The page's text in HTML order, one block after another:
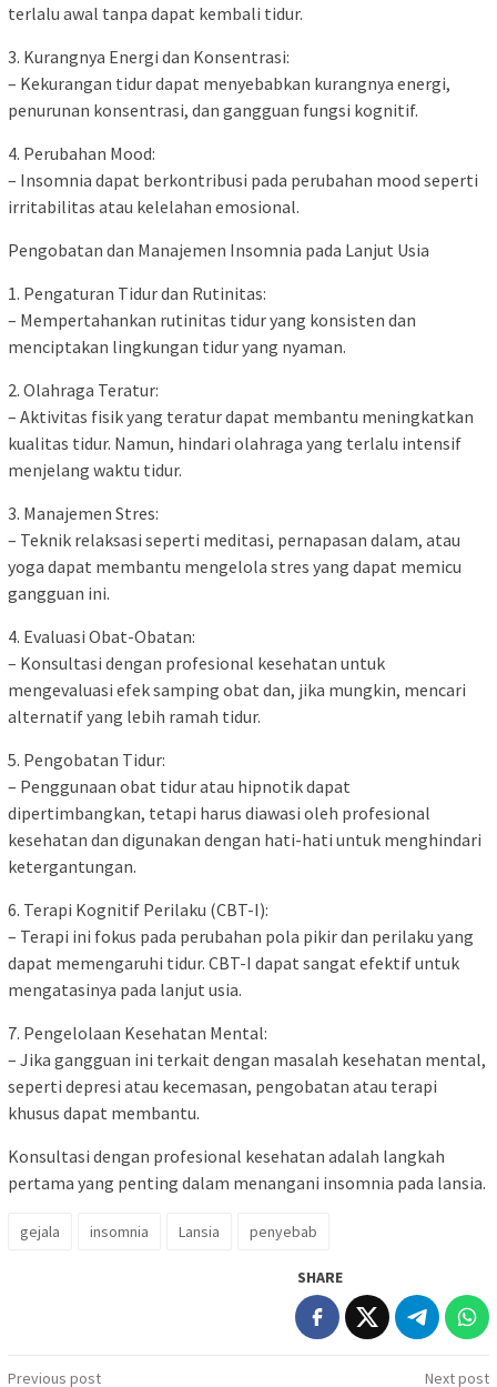
terlalu awal tanpa dapat kembali tidur.
3. Kurangnya Energi dan Konsentrasi:
– Kekurangan tidur dapat menyebabkan kurangnya energi,
penurunan konsentrasi, dan gangguan fungsi kognitif.
4. Perubahan Mood:
– Insomnia dapat berkontribusi pada perubahan mood seperti
irritabilitas atau kelelahan emosional.
Pengobatan dan Manajemen Insomnia pada Lanjut Usia
1. Pengaturan Tidur dan Rutinitas:
– Mempertahankan rutinitas tidur yang konsisten dan
menciptakan lingkungan tidur yang nyaman.
2. Olahraga Teratur:
– Aktivitas fisik yang teratur dapat membantu meningkatkan
kualitas tidur. Namun, hindari olahraga yang terlalu intensif
menjelang waktu tidur.
3. Manajemen Stres:
– Teknik relaksasi seperti meditasi, pernapasan dalam, atau
yoga dapat membantu mengelola stres yang dapat memicu
gangguan ini.
4. Evaluasi Obat-Obatan:
– Konsultasi dengan profesional kesehatan untuk
mengevaluasi efek samping obat dan, jika mungkin, mencari
alternatif yang lebih ramah tidur.
5. Pengobatan Tidur:
– Penggunaan obat tidur atau hipnotik dapat
dipertimbangkan, tetapi harus diawasi oleh profesional
kesehatan dan digunakan dengan hati-hati untuk menghindari
ketergantungan.
6. Terapi Kognitif Perilaku (CBT-I):
– Terapi ini fokus pada perubahan pola pikir dan perilaku yang
dapat memengaruhi tidur. CBT-I dapat sangat efektif untuk
mengatasinya pada lanjut usia.
7. Pengelolaan Kesehatan Mental:
– Jika gangguan ini terkait dengan masalah kesehatan mental,
seperti depresi atau kecemasan, pengobatan atau terapi
khusus dapat membantu.
Konsultasi dengan profesional kesehatan adalah langkah
pertama yang penting dalam menangani insomnia pada lansia.
gejala insomnia Lansia penyebab
SHARE
Previous post Next post